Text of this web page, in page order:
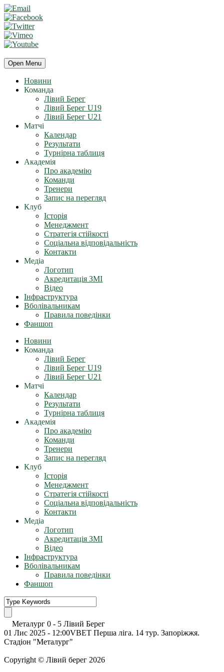
Open Menu
Новини
Команда
Лівий Берег
Лівий Берег U19
Лівий Берег U21
Матчі
Календар
Результати
Турнірна таблиця
Академія
Про академію
Команди
Тренери
Запис на перегляд
Клуб
Історія
Менеджмент
Стратегія стійкості
Соціальна відповідальність
Контакти
Медіа
Логотип
Акредитація ЗМІ
Відео
Інфраструктура
Вболівальникам
Правила поведінки
Фаншоп
Новини
Команда
Лівий Берег
Лівий Берег U19
Лівий Берег U21
Матчі
Календар
Результати
Турнірна таблиця
Академія
Про академію
Команди
Тренери
Запис на перегляд
Клуб
Історія
Менеджмент
Стратегія стійкості
Соціальна відповідальність
Контакти
Медіа
Логотип
Акредитація ЗМІ
Відео
Інфраструктура
Вболівальникам
Правила поведінки
Фаншоп
Металург 0 - 5 Лівий Берег
01 Лис 2025 - 12:00VBET Перша ліга. 14 тур. Запоріжжя.
Стадіон "Металург"
Copyright © Лівий берег 2026